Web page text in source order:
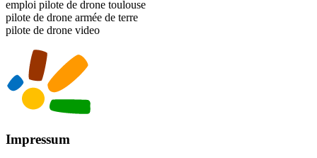
emploi pilote de drone toulouse
pilote de drone armée de terre
pilote de drone video
Impressum